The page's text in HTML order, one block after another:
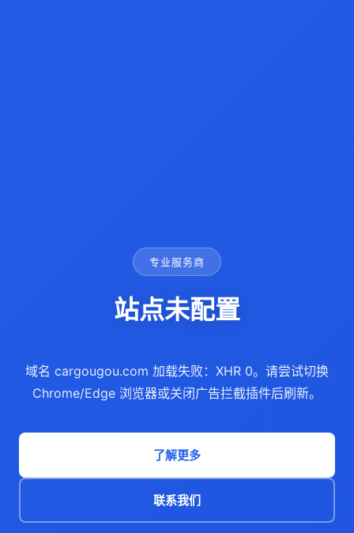
专业服务商
站点未配置
域名 cargougou.com 加载失败：XHR 0。请尝试切换
Chrome/Edge 浏览器或关闭广告拦截插件后刷新。
了解更多
联系我们